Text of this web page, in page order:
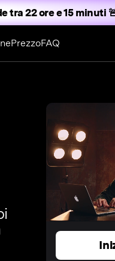
tra 22 ore e 15 minuti
PrezzoFAQ